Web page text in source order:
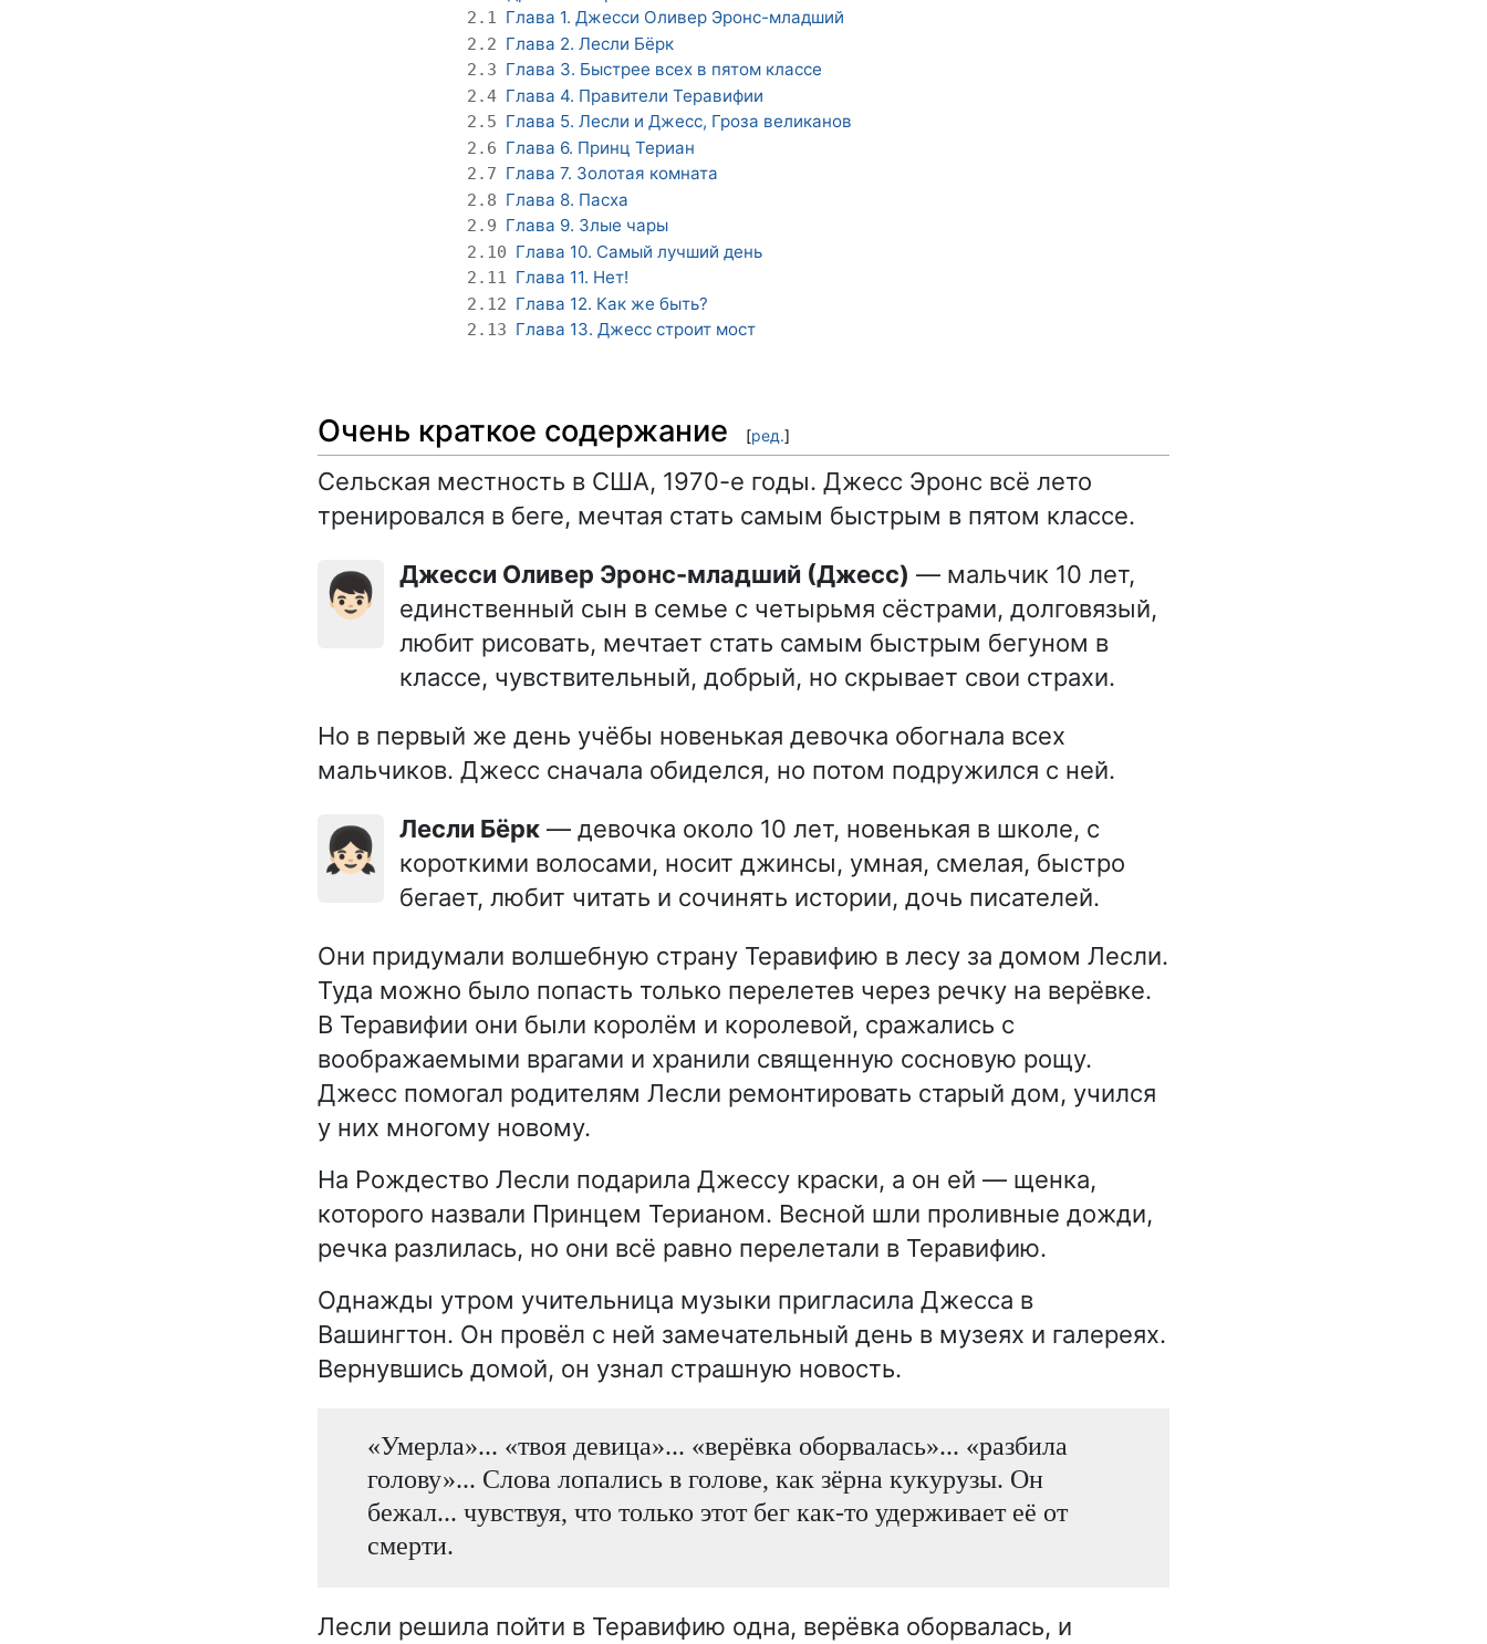
2.1 Глава 1. Джесси Оливер Эронс-младший
2.2 Глава 2. Лесли Бёрк
2.3 Глава 3. Быстрее всех в пятом классе
2.4 Глава 4. Правители Теравифии
2.5 Глава 5. Лесли и Джесс, Гроза великанов
2.6 Глава 6. Принц Териан
2.7 Глава 7. Золотая комната
2.8 Глава 8. Пасха
2.9 Глава 9. Злые чары
2.10 Глава 10. Самый лучший день
2.11 Глава 11. Нет!
2.12 Глава 12. Как же быть?
2.13 Глава 13. Джесс строит мост
Очень краткое содержание [ред.]
Сельская местность в США, 1970-е годы. Джесс Эронс всё лето
тренировался в беге, мечтая стать самым быстрым в пятом классе.
👦🏻 Джесси Оливер Эронс-младший (Джесс) — мальчик 10 лет,
единственный сын в семье с четырьмя сёстрами, долговязый,
любит рисовать, мечтает стать самым быстрым бегуном в
классе, чувствительный, добрый, но скрывает свои страхи.
Но в первый же день учёбы новенькая девочка обогнала всех
мальчиков. Джесс сначала обиделся, но потом подружился с ней.
👧🏻 Лесли Бёрк — девочка около 10 лет, новенькая в школе, с
короткими волосами, носит джинсы, умная, смелая, быстро
бегает, любит читать и сочинять истории, дочь писателей.
Они придумали волшебную страну Теравифию в лесу за домом Лесли.
Туда можно было попасть только перелетев через речку на верёвке.
В Теравифии они были королём и королевой, сражались с
воображаемыми врагами и хранили священную сосновую рощу.
Джесс помогал родителям Лесли ремонтировать старый дом, учился
у них многому новому.
На Рождество Лесли подарила Джессу краски, а он ей — щенка,
которого назвали Принцем Терианом. Весной шли проливные дожди,
речка разлилась, но они всё равно перелетали в Теравифию.
Однажды утром учительница музыки пригласила Джесса в
Вашингтон. Он провёл с ней замечательный день в музеях и галереях.
Вернувшись домой, он узнал страшную новость.
«Умерла»... «твоя девица»... «верёвка оборвалась»... «разбила
голову»... Слова лопались в голове, как зёрна кукурузы. Он
бежал... чувствуя, что только этот бег как-то удерживает её от
смерти.
Лесли решила пойти в Теравифию одна, верёвка оборвалась, и